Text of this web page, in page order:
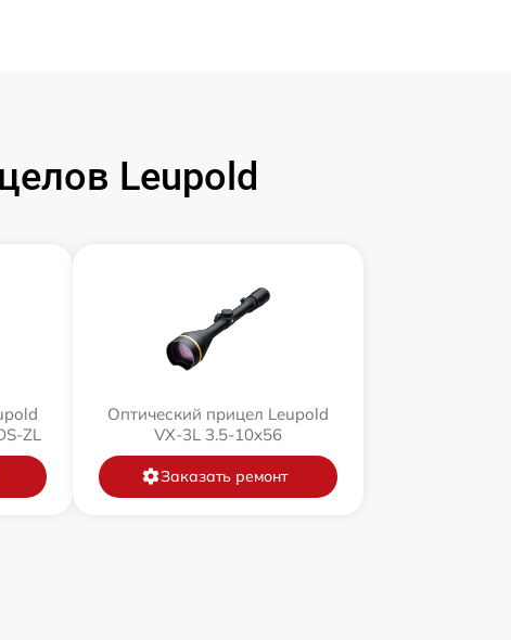
Leupold
ZL
Оптический прицел Leupold
VX-3L 3.5-10x56
Заказать ремонт